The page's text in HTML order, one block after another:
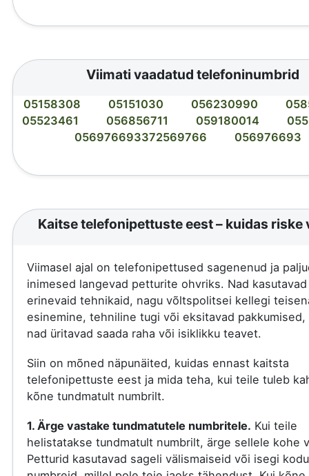
Viimati vaadatud telefoninumbrid
05158308 05151030 056230990
05523461
056856711 059180014
056976693372569766
056976693
Kaitse telefonipettuste eest – kuidas riske
Viimasel ajal on telefonipettused sagenenud ja
inimesed langevad petturite ohvriks. Nad kasutavad
erinevaid tehnikaid, nagu võltspolitsei kellegi
esinemine, tehniline tugi või eksitavad pakkumised,
nad üritavad saada raha või isiklikku teavet.
Siin on mõned näpunäited, kuidas ennast kaitsta
telefonipettuste eest ja mida teha, kui teile tuleb
kõne tundmatult numbrilt.
1. Ärge vastake tundmatutele numbritele. Kui teile
helistatakse tundmatult numbrilt, ärge sellele kohe
Petturid kasutavad sageli välismaiseid või isegi